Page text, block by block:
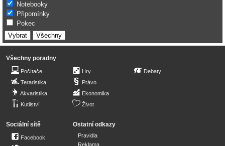
Notebooky
Připomínky
Pokec
Všechny poradny
Počítače
Teraristika
Akvaristika
Kutilství
Hry
Právo
Ekonomika
Život
Debaty
Sociální sítě
Facebook
Ostatní odkazy
Pravidla
Reklama